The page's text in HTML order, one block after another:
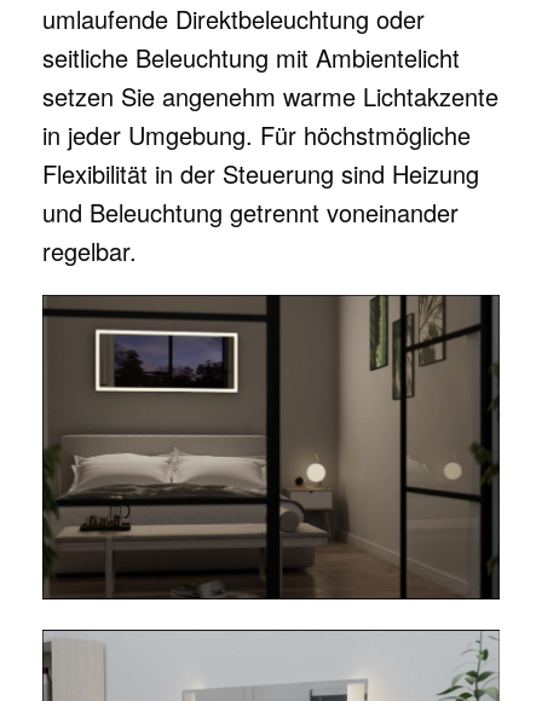
umlaufende Direktbeleuchtung oder
seitliche Beleuchtung mit Ambientelicht
setzen Sie angenehm warme Lichtakzente
in jeder Umgebung. Für höchstmögliche
Flexibilität in der Steuerung sind Heizung
und Beleuchtung getrennt voneinander
regelbar.